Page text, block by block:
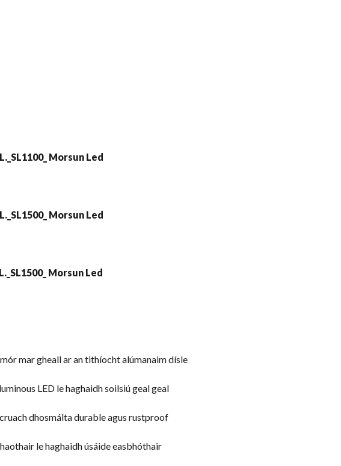
mar gheall ar an tithíocht alúmanaim dísle
LED le haghaidh soilsiú geal geal
dhosmálta durable agus rustproof
le haghaidh úsáide easbhóthair